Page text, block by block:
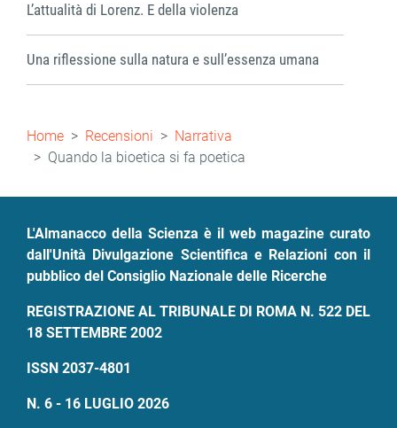
L’attualità di Lorenz. E della violenza
Una riflessione sulla natura e sull’essenza umana
Briciole
di
pane
Home Recensioni
Narrativa
Quando la bioetica si fa poetica
L'Almanacco della Scienza è il web magazine curato
dall'Unità Divulgazione Scientifica e Relazioni con il
pubblico del Consiglio Nazionale delle Ricerche
REGISTRAZIONE AL TRIBUNALE DI ROMA N. 522 DEL
18 SETTEMBRE 2002
ISSN 2037-4801
N. 6 - 16 LUGLIO 2026